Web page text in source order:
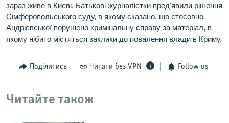
зараз живе в Києві. Батькові журналістки пред'явили рішення
Сімферопольського суду, в якому сказано, що стосовно
Андрієвської порушено кримінальну справу за матеріал, в
якому нібито містяться заклики до повалення влади в Криму.
Поділитись Читати без VPN Follow us
Читайте також